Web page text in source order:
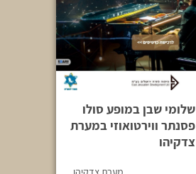
שלומי שבן במופע סולו
פסנתר ווירטואוזי במערת
צדקיהו